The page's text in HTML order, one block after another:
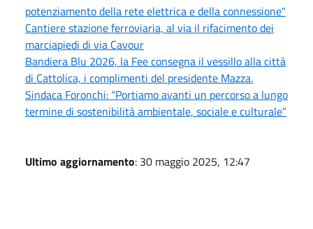
potenziamento della rete elettrica e della connessione"
Cantiere stazione ferroviaria, al via il rifacimento dei
marciapiedi di via Cavour
Bandiera Blu 2026, la Fee consegna il vessillo alla città
di Cattolica, i complimenti del presidente Mazza.
Sindaca Foronchi: “Portiamo avanti un percorso a lungo
termine di sostenibilità ambientale, sociale e culturale”
Ultimo aggiornamento: 30 maggio 2025, 12:47